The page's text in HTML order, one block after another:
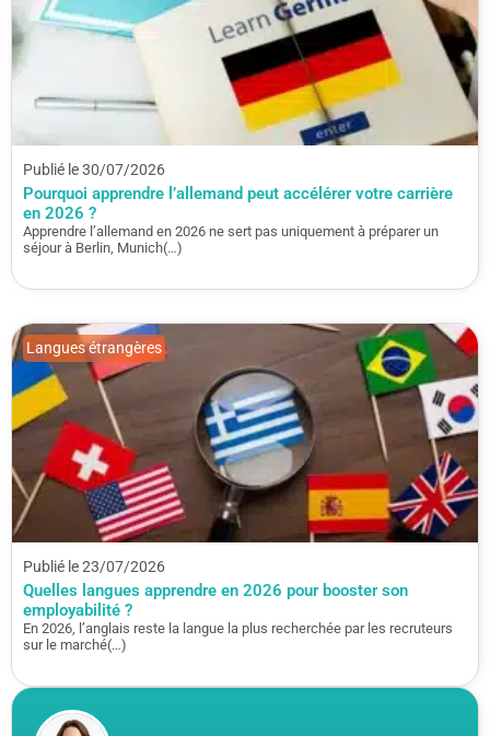
Publié le 30/07/2026
Pourquoi apprendre l’allemand peut accélérer votre carrière
en 2026 ?
Apprendre l’allemand en 2026 ne sert pas uniquement à préparer un
séjour à Berlin, Munich(…)
Publié le 23/07/2026
Quelles langues apprendre en 2026 pour booster son
employabilité ?
En 2026, l’anglais reste la langue la plus recherchée par les recruteurs
sur le marché(…)
Langues étrangères